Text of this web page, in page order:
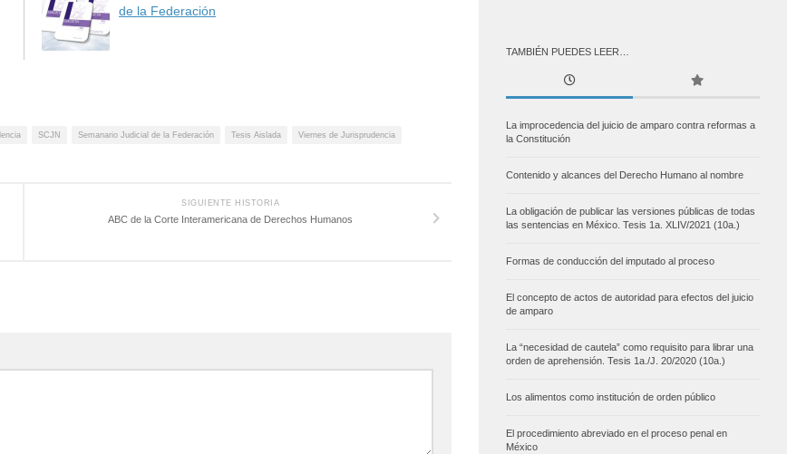
de la Federación
SCJN Semanario Judicial de la Federación Tesis Aislada Viernes de Jurisprudencia
SIGUIENTE HISTORIA
ABC de la Corte Interamericana de Derechos Humanos
TAMBIÉN PUEDES LEER…
La improcedencia del juicio de amparo contra reformas a
la Constitución
Contenido y alcances del Derecho Humano al nombre
La obligación de publicar las versiones públicas de todas
las sentencias en México. Tesis 1a. XLIV/2021 (10a.)
Formas de conducción del imputado al proceso
El concepto de actos de autoridad para efectos del juicio
de amparo
La “necesidad de cautela” como requisito para librar una
orden de aprehensión. Tesis 1a./J. 20/2020 (10a.)
Los alimentos como institución de orden público
El procedimiento abreviado en el proceso penal en
México